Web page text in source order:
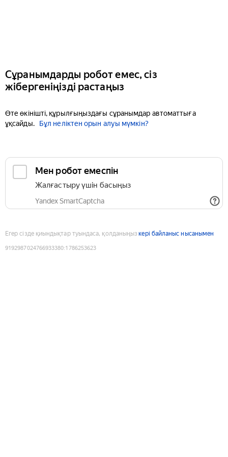
Сұранымдарды робот емес, сіз
жібергеніңізді растаңыз
Өте өкінішті, құрылғыңыздағы сұранымдар автоматтыға
ұқсайды.
Бұл неліктен орын алуы мүмкін?
Мен робот емеспін
Жалғастыру үшін басыңыз
Yandex SmartCaptcha
Егер сізде қиындықтар туындаса, қолданыңыз кері байланыс нысанымен
9192987024766933380:1786253623